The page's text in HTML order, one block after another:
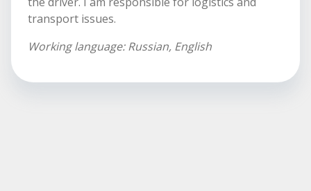
transport issues.
Working language: Russian, English